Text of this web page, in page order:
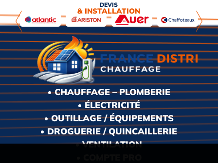
DEVIS
& INSTALLATION
CHAUFFAGE – PLOMBERIE
ÉLECTRICITÉ
OUTILLAGE / ÉQUIPEMENTS
DROGUERIE / QUINCAILLERIE
VENTILATION